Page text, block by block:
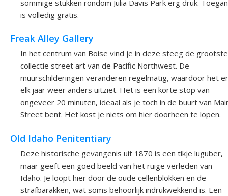
sommige stukken rondom Julia Davis Park erg druk.
is volledig gratis.
Freak Alley Gallery
In het centrum van Boise vind je in deze steeg de grootste
collectie street art van de Pacific Northwest. De
muurschilderingen veranderen regelmatig, waardoor het er
elk jaar weer anders uitziet. Het is een korte stop van
ongeveer 20 minuten, ideaal als je toch in de buurt van
Street bent. Het kost je niets om hier doorheen te lopen.
Old Idaho Penitentiary
Deze historische gevangenis uit 1870 is een tikje luguber,
maar geeft een goed beeld van het ruige verleden van
Idaho. Je loopt hier door de oude cellenblokken en de
strafbarakken, wat soms behoorlijk indrukwekkend is. Een